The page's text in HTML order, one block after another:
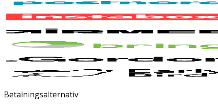
Betalningsalternativ